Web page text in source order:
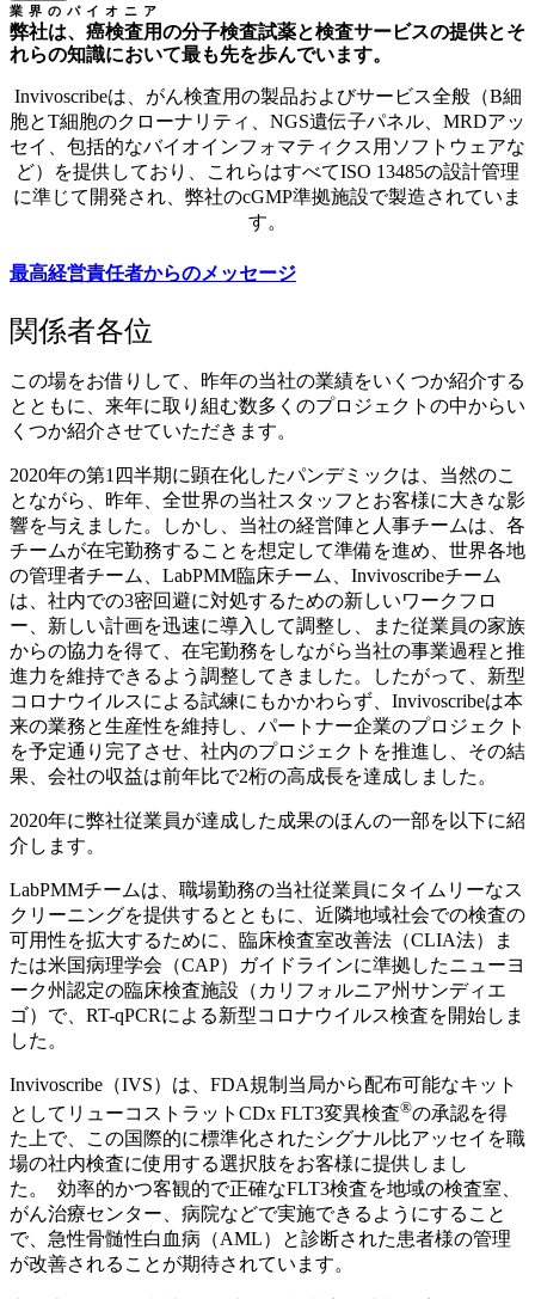
業界のパイオニア
弊社は、癌検査用の分子検査試薬と検査サービスの提供とそ
れらの知識において最も先を歩んでいます。
Invivoscribeは、がん検査用の製品およびサービス全般（B細
胞とT細胞のクローナリティ、NGS遺伝子パネル、MRDアッ
セイ、包括的なバイオインフォマティクス用ソフトウェアな
ど）を提供しており、これらはすべてISO 13485の設計管理
に準じて開発され、弊社のcGMP準拠施設で製造されていま
す。
最高経営責任者からのメッセージ
関係者各位
この場をお借りして、昨年の当社の業績をいくつか紹介する
とともに、来年に取り組む数多くのプロジェクトの中からい
くつか紹介させていただきます。
2020年の第1四半期に顕在化したパンデミックは、当然のこ
とながら、昨年、全世界の当社スタッフとお客様に大きな影
響を与えました。しかし、当社の経営陣と人事チームは、各
チームが在宅勤務することを想定して準備を進め、世界各地
の管理者チーム、LabPMM臨床チーム、Invivoscribeチーム
は、社内での3密回避に対処するための新しいワークフロ
ー、新しい計画を迅速に導入して調整し、また従業員の家族
からの協力を得て、在宅勤務をしながら当社の事業過程と推
進力を維持できるよう調整してきました。したがって、新型
コロナウイルスによる試練にもかかわらず、Invivoscribeは本
来の業務と生産性を維持し、パートナー企業のプロジェクト
を予定通り完了させ、社内のプロジェクトを推進し、その結
果、会社の収益は前年比で2桁の高成長を達成しました。
2020年に弊社従業員が達成した成果のほんの一部を以下に紹
介します。
LabPMMチームは、職場勤務の当社従業員にタイムリーなス
クリーニングを提供するとともに、近隣地域社会での検査の
可用性を拡大するために、臨床検査室改善法（CLIA法）ま
たは米国病理学会（CAP）ガイドラインに準拠したニューヨ
ーク州認定の臨床検査施設（カリフォルニア州サンディエ
ゴ）で、RT-qPCRによる新型コロナウイルス検査を開始しま
した。
Invivoscribe（IVS）は、FDA規制当局から配布可能なキット
としてリューコストラットCDx FLT3変異検査®の承認を得
た上で、この国際的に標準化されたシグナル比アッセイを職
場の社内検査に使用する選択肢をお客様に提供しまし
た。 効率的かつ客観的で正確なFLT3検査を地域の検査室、
がん治療センター、病院などで実施できるようにすること
で、急性骨髄性白血病（AML）と診断された患者様の管理
が改善されることが期待されています。